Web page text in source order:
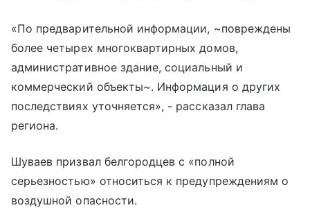
«По предварительной информации, ~повреждены
более четырех многоквартирных домов,
административное здание, социальный и
коммерческий объекты~. Информация о других
последствиях уточняется», - рассказал глава
региона.
Шуваев призвал белгородцев с «полной
серьезностью» относиться к предупреждениям о
воздушной опасности.